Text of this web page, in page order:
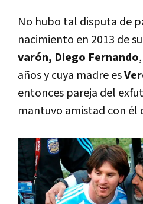
No hubo tal disputa de
nacimiento en 2013 de su
varón, Diego Fernando
años y cuya madre es
entonces pareja del
mantuvo amistad con él